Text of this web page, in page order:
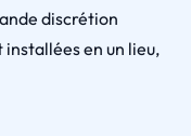
discrétion
installées en un lieu,